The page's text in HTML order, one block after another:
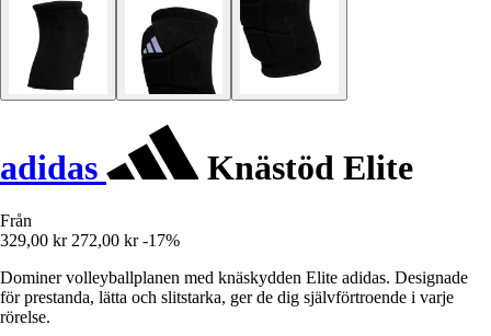
adidas Knästöd Elite
Från
329,00 kr 272,00 kr -17%
Dominer volleyballplanen med knäskydden Elite adidas. Designade
för prestanda, lätta och slitstarka, ger de dig självförtroende i varje
rörelse.